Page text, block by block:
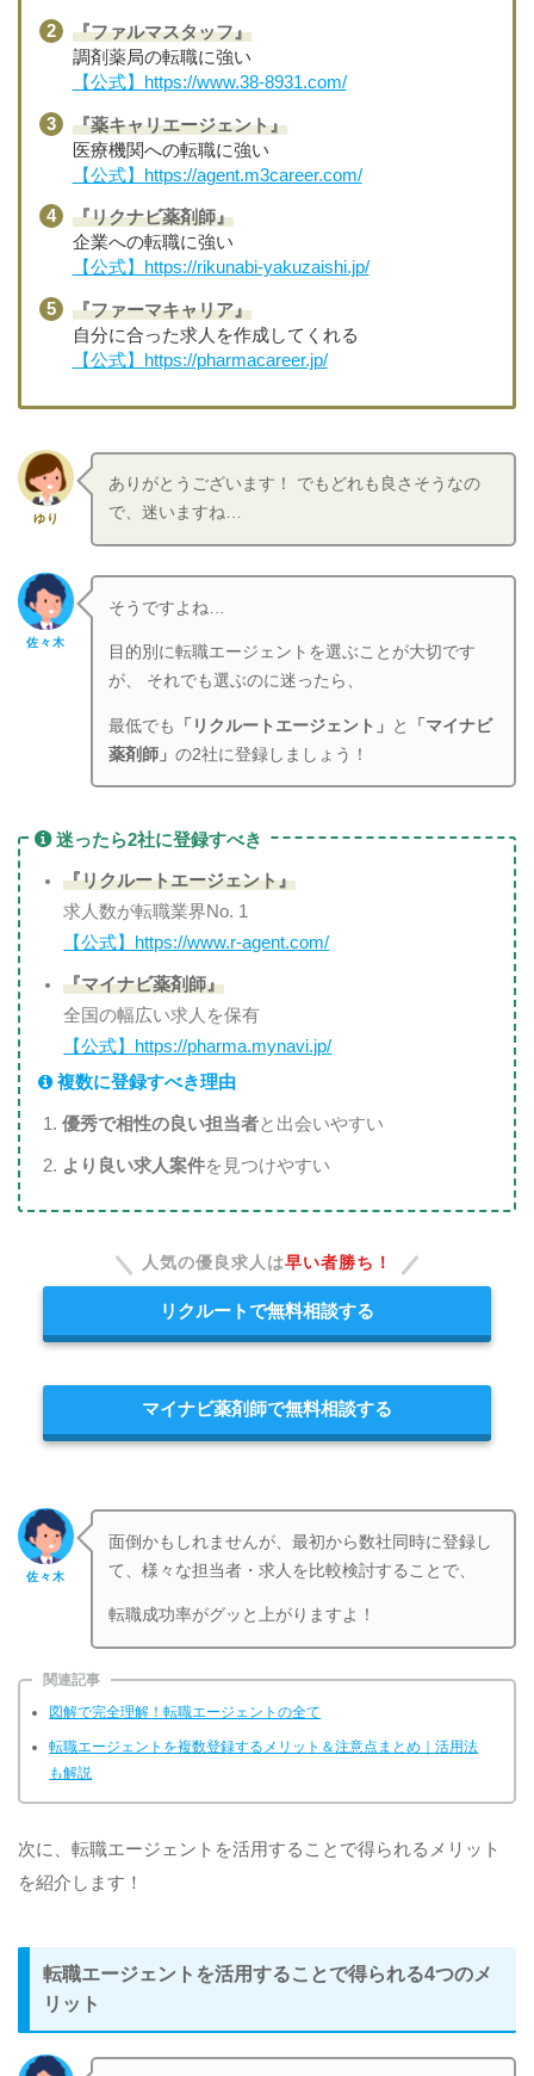
『ファルマスタッフ』
調剤薬局の転職に強い
【公式】https://www.38-8931.com/
『薬キャリエージェント』
医療機関への転職に強い
【公式】https://agent.m3career.com/
『リクナビ薬剤師』
企業への転職に強い
【公式】https://rikunabi-yakuzaishi.jp/
『ファーマキャリア』
自分に合った求人を作成してくれる
【公式】https://pharmacareer.jp/
ゆり
ありがとうございます！ でもどれも良さそうなの
で、迷いますね…
佐々木
そうですよね…
目的別に転職エージェントを選ぶことが大切です
が、 それでも選ぶのに迷ったら、
最低でも 「リクルートエージェント」 と
「マイナビ
薬剤師」の2社に登録しましょう！
迷ったら2社に登録すべき
『リクルートエージェント』
求人数が転職業界No. 1
【公式】https://www.r-agent.com/
『マイナビ薬剤師』
全国の幅広い求人を保有
【公式】https://pharma.mynavi.jp/
複数に登録すべき理由
優秀で相性の良い担当者と出会いやすい
より良い求人案件を見つけやすい
人気の優良求人は早い者勝ち！
リクルートで無料相談する
マイナビ薬剤師で無料相談する
佐々木
面倒かもしれませんが、最初から数社同時に登録し
て、様々な担当者・求人を比較検討することで、
転職成功率がグッと上がりますよ！
関連記事
図解で完全理解！転職エージェントの全て
転職エージェントを複数登録するメリット＆注意点まとめ｜活用法
も解説
次に、転職エージェントを活用することで得られるメリット
を紹介します！
転職エージェントを活用することで得られる4つのメ
リット